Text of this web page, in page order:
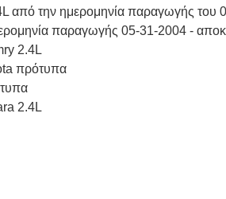
από την ημερομηνία παραγωγής του
παραγωγής 05-31-2004 -
2.4L
πρότυπα
2.4L